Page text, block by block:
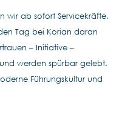
wir ab sofort Servicekräfte.
Tag bei Korian daran
– Initiative –
werden spürbar gelebt.
Führungskultur und